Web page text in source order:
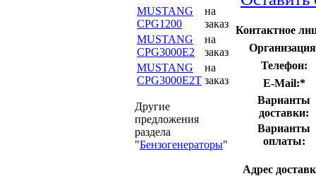
MUSTANG
CPG1200
на
заказ
MUSTANG
CPG3000E2
на
заказ
MUSTANG
CPG3000E2T
на
заказ
Другие
предложения
раздела
"Бензогенераторы"
Контактное
Телефон:
E-Mail:*
Варианты
доставки:
Варианты
оплаты:
Адрес